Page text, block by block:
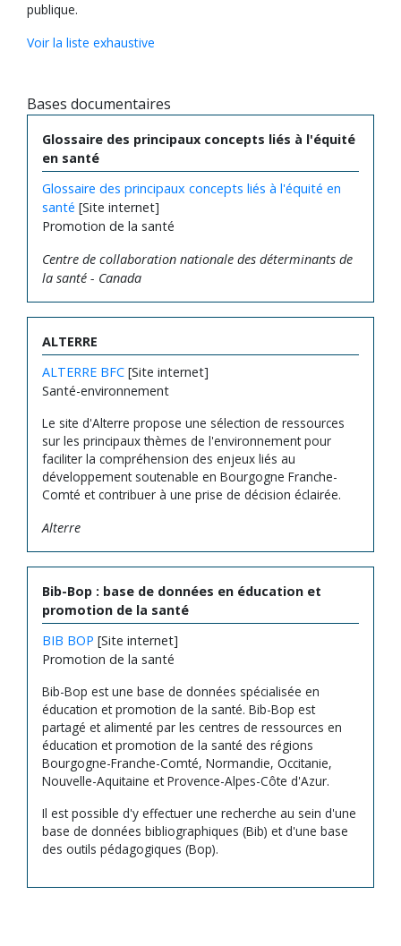
publique.
Voir la liste exhaustive
Bases documentaires
Glossaire des principaux concepts liés à l'équité
en santé
Glossaire des principaux concepts liés à l'équité en
santé [Site internet]
Promotion de la santé
Centre de collaboration nationale des déterminants de
la santé - Canada
ALTERRE
ALTERRE BFC [Site internet]
Santé-environnement
Le site d'Alterre propose une sélection de ressources
sur les principaux thèmes de l'environnement pour
faciliter la compréhension des enjeux liés au
développement soutenable en Bourgogne Franche-
Comté et contribuer à une prise de décision éclairée.
Alterre
Bib-Bop : base de données en éducation et
promotion de la santé
BIB BOP [Site internet]
Promotion de la santé
Bib-Bop est une base de données spécialisée en
éducation et promotion de la santé. Bib-Bop est
partagé et alimenté par les centres de ressources en
éducation et promotion de la santé des régions
Bourgogne-Franche-Comté, Normandie, Occitanie,
Nouvelle-Aquitaine et Provence-Alpes-Côte d'Azur.
Il est possible d'y effectuer une recherche au sein d'une
base de données bibliographiques (Bib) et d'une base
des outils pédagogiques (Bop).